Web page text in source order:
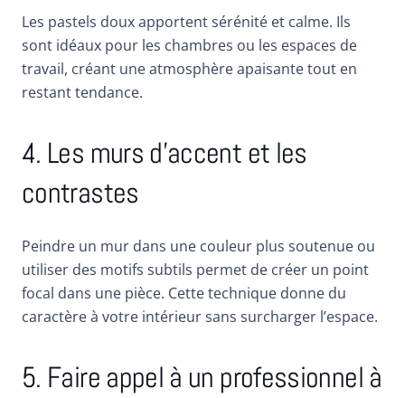
Les pastels doux apportent sérénité et calme. Ils
sont idéaux pour les chambres ou les espaces de
travail, créant une atmosphère apaisante tout en
restant tendance.
4. Les murs d’accent et les
contrastes
Peindre un mur dans une couleur plus soutenue ou
utiliser des motifs subtils permet de créer un point
focal dans une pièce. Cette technique donne du
caractère à votre intérieur sans surcharger l’espace.
5. Faire appel à un professionnel à